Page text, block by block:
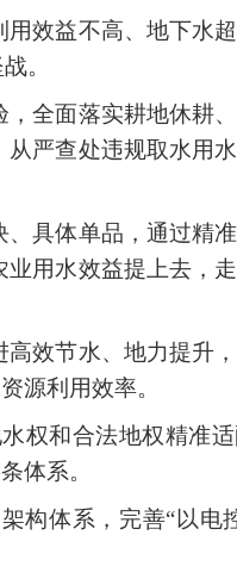
效益不高、地下水
。
全面落实耕地休耕
严查处违规取水用
具体单品，通过精
用水效益提上去，
效节水、地力提升
源利用效率。
权和合法地权精准适
体系。
构体系，完善“以电